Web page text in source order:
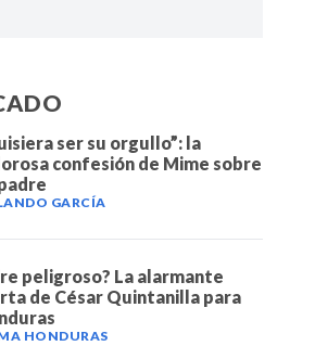
ser su orgullo”: la
confesión de Mime sobre
GARCÍA
peligroso? La alarmante
de César Quintanilla para
HONDURAS